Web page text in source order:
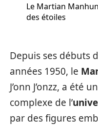
Le Martian
des étoiles
Depuis ses débuts
années 1950, le
J’onn J’onzz, a été
complexe de l’
par des figures